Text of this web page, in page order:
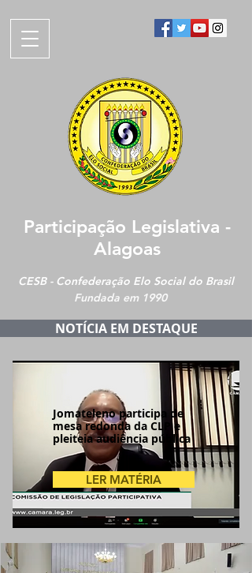
Participação Legislativa -
Alagoas
CESB - Confederação Elo Social do Brasil
Fundada em 1990
NOTÍCIA EM DESTAQUE
Jomateleno participa de
mesa redonda da CLP e
pleiteia audiência pública
LER MATÉRIA